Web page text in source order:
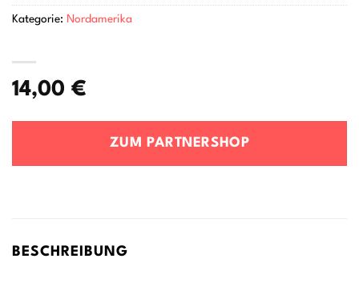
14,00 €
ZUM PARTNERSHOP
Kategorie: Nordamerika
BESCHREIBUNG